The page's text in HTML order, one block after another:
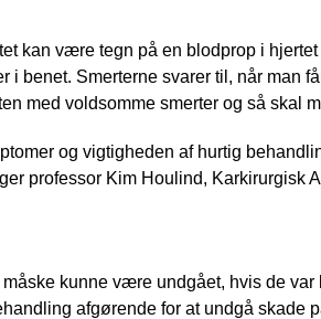
kan være tegn på en blodprop i
i benet. Smerterne svarer til, når man
med voldsomme smerter og så skal
og vigtigheden af hurtig
professor Kim Houlind, Karkirurgisk
kunne være undgået, hvis de
afgørende for at undgå